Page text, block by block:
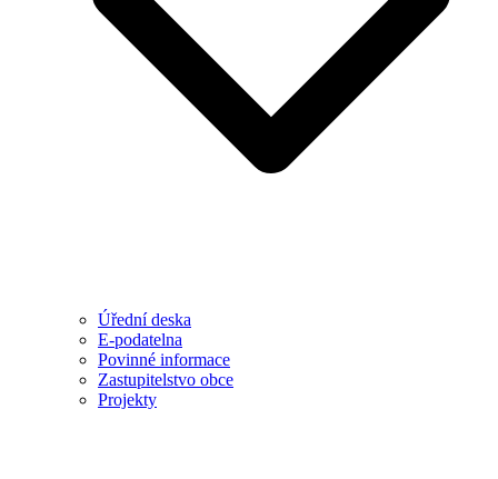
Úřední deska
E-podatelna
Povinné informace
Zastupitelstvo obce
Projekty